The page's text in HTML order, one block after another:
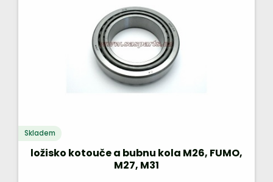
Skladem
ložisko kotouče a bubnu kola M26, FUMO,
M27, M31